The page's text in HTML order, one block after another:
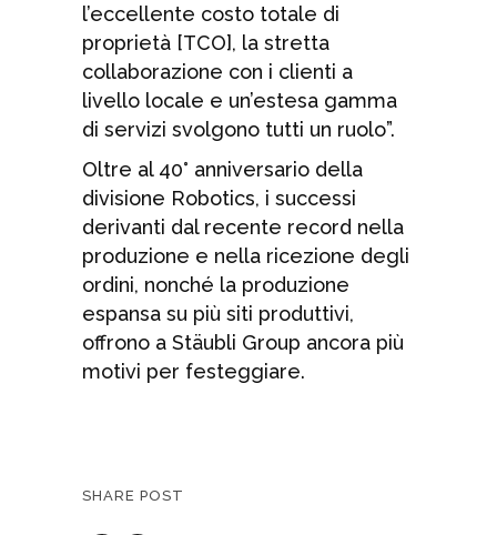
l’eccellente costo totale di
proprietà [TCO], la stretta
collaborazione con i clienti a
livello locale e un’estesa gamma
di servizi svolgono tutti un ruolo”.
Oltre al 40° anniversario della
divisione Robotics, i successi
derivanti dal recente record nella
produzione e nella ricezione degli
ordini, nonché la produzione
espansa su più siti produttivi,
offrono a Stäubli Group ancora più
motivi per festeggiare.
SHARE POST